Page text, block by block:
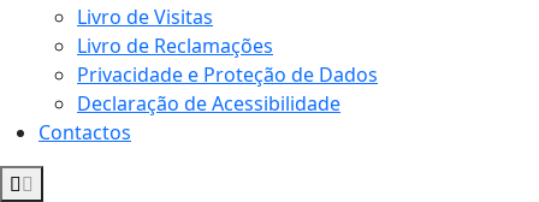
Livro de Visitas
Livro de Reclamações
Privacidade e Proteção de Dados
Declaração de Acessibilidade
Contactos